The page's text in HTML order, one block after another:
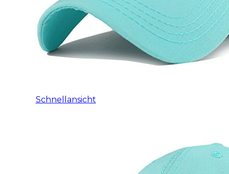
Schnellansicht